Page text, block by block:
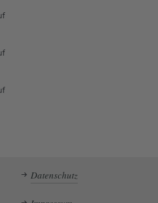
Datenschutz